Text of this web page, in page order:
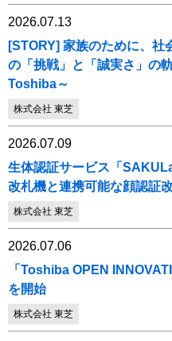
2026.07.13
[STORY] 家族のために、社
の「挑戦」と「誠実さ」の
Toshiba～
株式会社 東芝
2026.07.09
生体認証サービス「
改札機と連携可能な顔認証
株式会社 東芝
2026.07.06
「Toshiba OPEN
を開始
株式会社 東芝